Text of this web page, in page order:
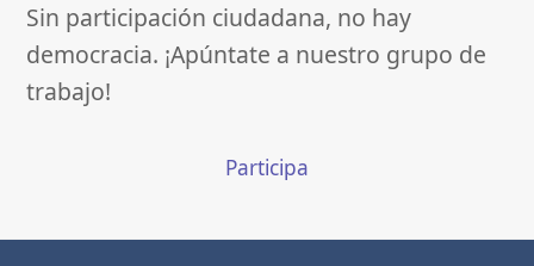
Sin participación ciudadana, no hay
democracia. ¡Apúntate a nuestro grupo de
trabajo!
Participa